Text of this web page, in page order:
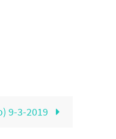
9-3-2019